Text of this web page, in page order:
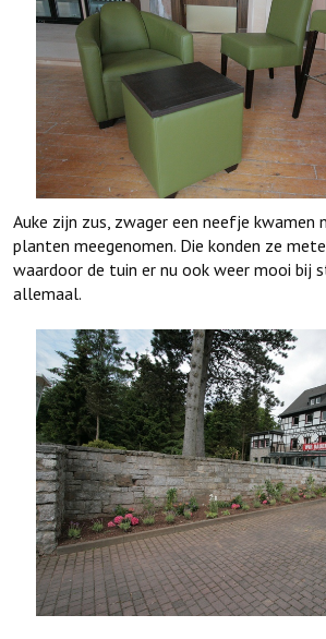
Auke zijn zus, zwager een neefje kwamen
planten meegenomen. Die konden ze
waardoor de tuin er nu ook weer mooi bij
allemaal.